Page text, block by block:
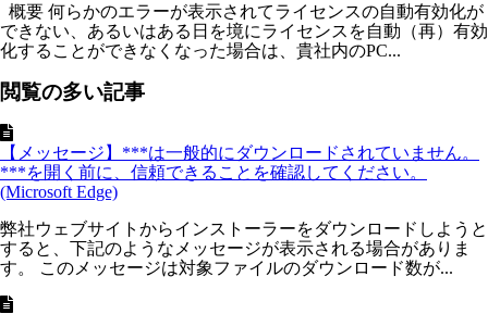
概要 何らかのエラーが表示されてライセンスの自動有効化が
できない、あるいはある日を境にライセンスを自動（再）有効
化することができなくなった場合は、貴社内のPC...
閲覧の多い記事
【メッセージ】***は一般的にダウンロードされていません。
***を開く前に、信頼できることを確認してください。
(Microsoft Edge)
弊社ウェブサイトからインストーラーをダウンロードしようと
すると、下記のようなメッセージが表示される場合がありま
す。 このメッセージは対象ファイルのダウンロード数が...